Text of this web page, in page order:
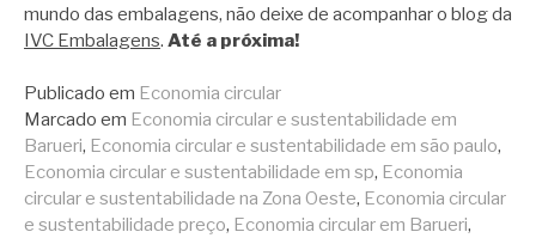
mundo das embalagens, não deixe de acompanhar o blog da
IVC Embalagens. Até a próxima!
Publicado em Economia circular
Marcado em Economia circular e sustentabilidade em
Barueri, Economia circular e sustentabilidade em são paulo,
Economia circular e sustentabilidade em sp, Economia
circular e sustentabilidade na Zona Oeste, Economia circular
e sustentabilidade preço, Economia circular em Barueri,